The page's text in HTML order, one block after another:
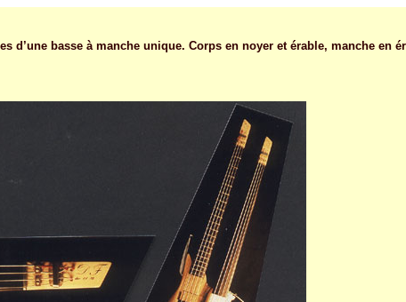
d’une basse à manche unique. Corps en noyer et érable, manche en